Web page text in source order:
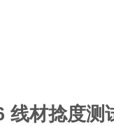
线材捻度测